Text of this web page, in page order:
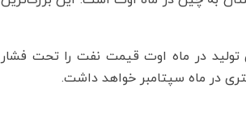
روز شنبه برای افزایش 548 هزار بشکه‌ای تولید در ماه اوت قیمت نفت را تحت فشار
در ماه سپتامبر خواهد داشت.